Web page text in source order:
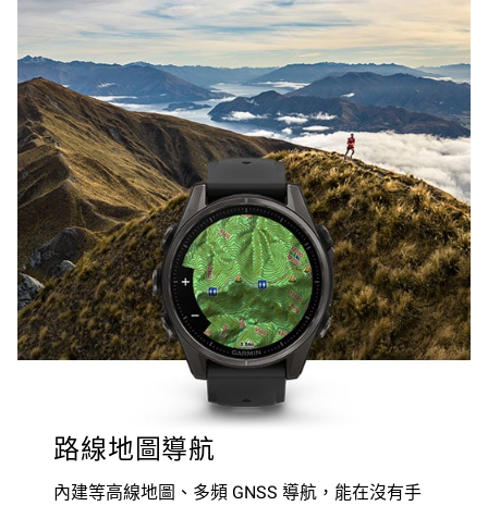
路線地圖導航
內建等高線地圖、多頻 GNSS 導航，能在沒有手